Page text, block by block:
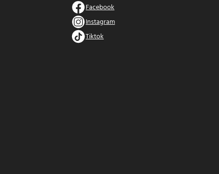
Facebook
Instagram
Tiktok